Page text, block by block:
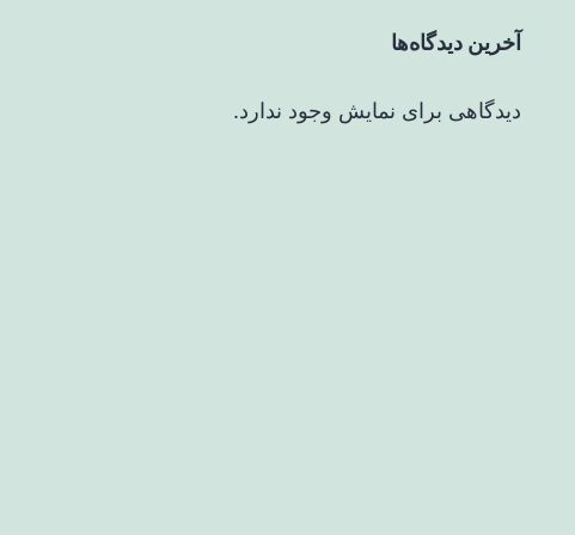
آخرین دیدگاه‌ها
دیدگاهی برای نمایش وجود ندارد.